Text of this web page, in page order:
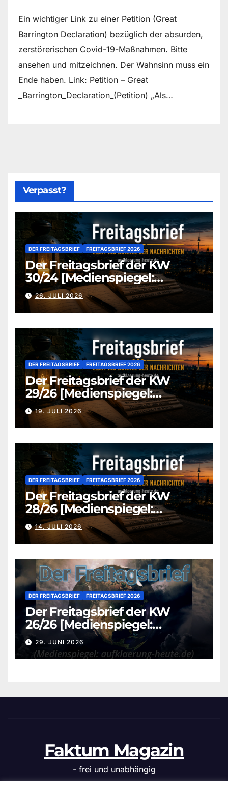
Ein wichtiger Link zu einer Petition (Great
Barrington Declaration) bezüglich der absurden,
zerstörerischen Covid-19-Maßnahmen. Bitte
ansehen und mitzeichnen. Der Wahnsinn muss ein
Ende haben. Link: Petition – Great
_Barrington_Declaration_(Petition) „Als…
Verpasst?
DER FREITAGSBRIEF FREITAGSBRIEF 2026
Der Freitagsbrief der KW
30/24 [Medienspiegel:
aufklaerung-heute-de]
26. JULI 2026
DER FREITAGSBRIEF FREITAGSBRIEF 2026
Der Freitagsbrief der KW
29/26 [Medienspiegel:
aufklaerung-heute.de]
19. JULI 2026
DER FREITAGSBRIEF FREITAGSBRIEF 2026
Der Freitagsbrief der KW
28/26 [Medienspiegel:
aufklaerung-heute.de]
14. JULI 2026
DER FREITAGSBRIEF FREITAGSBRIEF 2026
Der Freitagsbrief der KW
26/26 [Medienspiegel:
aufklaerung-heute.de]
29. JUNI 2026
Faktum Magazin
- frei und unabhängig